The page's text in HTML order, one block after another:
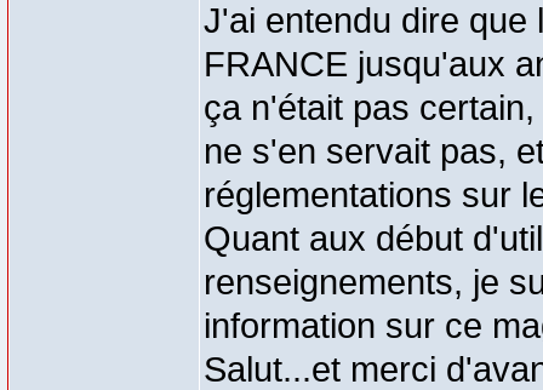
J'ai entendu dire que
FRANCE jusqu'aux
ça n'était pas
ne s'en servait pas,
réglementations sur
Quant aux début
renseignements, je
information sur ce
Salut...et merci